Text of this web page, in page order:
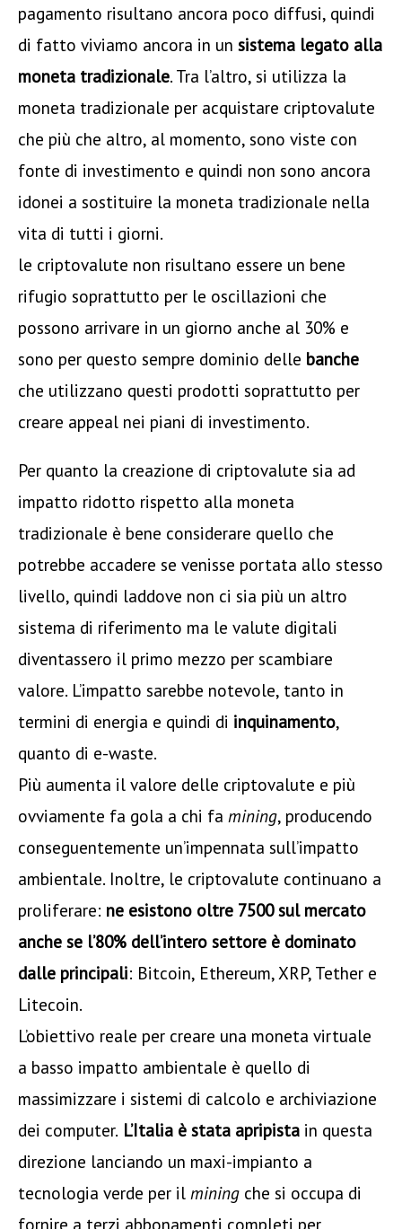
pagamento risultano ancora poco diffusi, quindi
di fatto viviamo ancora in unsistema legato alla
moneta tradizionale. Tra l’altro, si utilizza la
moneta tradizionale per acquistare criptovalute
che più che altro, al momento, sono viste con
fonte di investimento e quindi non sono ancora
idonei a sostituire la moneta tradizionale nella
vita di tutti i giorni.
le criptovalute non risultano essere un bene
rifugio soprattutto per le oscillazioni che
possono arrivare in un giorno anche al 30% e
sono per questo sempre dominio delle banche
che utilizzano questi prodotti soprattutto per
creare appeal nei piani di investimento.
Per quanto la creazione di criptovalute sia ad
impatto ridotto rispetto alla moneta
tradizionale è bene considerare quello che
potrebbe accadere se venisse portata allo stesso
livello, quindi laddove non ci sia più un altro
sistema di riferimento ma le valute digitali
diventassero il primo mezzo per scambiare
valore. L’impatto sarebbe notevole, tanto in
termini di energia e quindi di inquinamento,
quanto di e-waste.
Più aumenta il valore delle criptovalute e più
ovviamente fa gola a chi famining, producendo
conseguentemente un’impennata sull’impatto
ambientale. Inoltre, le criptovalute continuano a
proliferare: ne esistono oltre 7500 sul mercato
anche se l’80% dell’intero settore è dominato
dalle principali: Bitcoin, Ethereum, XRP, Tether e
Litecoin.
L’obiettivo reale per creare una moneta virtuale
a basso impatto ambientale è quello di
massimizzare i sistemi di calcolo e archiviazione
dei computer. L’Italia è stata apripista in questa
direzione lanciando un maxi-impianto a
tecnologia verde per ilmining che si occupa di
fornire a terzi abbonamenti completi per